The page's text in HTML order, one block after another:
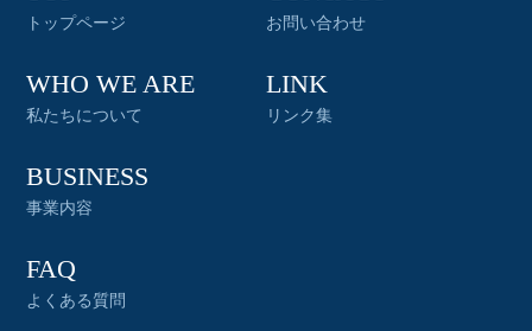
トップページ
WHO WE ARE
私たちについて
BUSINESS
事業内容
FAQ
よくある質問
お問い合わせ
LINK
リンク集